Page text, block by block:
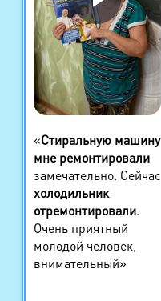
«Стиральную машину
мне ремонтировали
замечательно. Сейчас
холодильник
отремонтировали.
Очень приятный
молодой человек,
внимательный»